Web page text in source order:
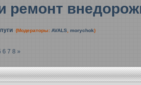
ремонт
(Модераторы: AVALS, morychok)
6 7 8 »